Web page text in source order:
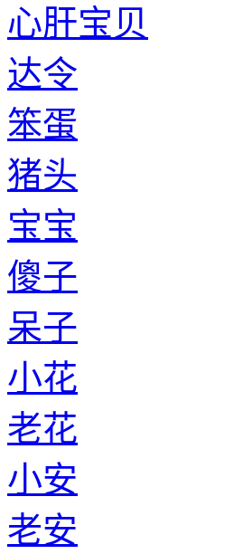
心肝宝贝
达令
笨蛋
猪头
宝宝
傻子
呆子
小花
老花
小安
老安